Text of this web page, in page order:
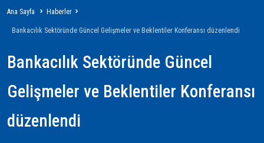
Sayfa
yolu
Ana Sayfa Haberler
Bankacılık Sektöründe Güncel Gelişmeler ve Beklentiler Konferansı düzenlendi
Bankacılık Sektöründe Güncel
Gelişmeler ve Beklentiler Konferansı
düzenlendi